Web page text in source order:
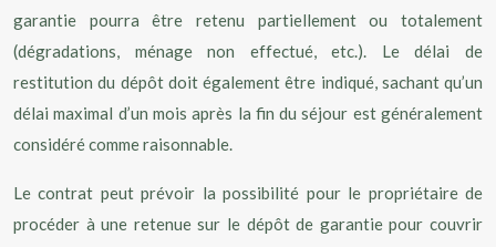
garantie pourra être retenu partiellement ou totalement
(dégradations, ménage non effectué, etc.). Le délai de
restitution du dépôt doit également être indiqué, sachant qu’un
délai maximal d’un mois après la fin du séjour est généralement
considéré comme raisonnable.
Le contrat peut prévoir la possibilité pour le propriétaire de
procéder à une retenue sur le dépôt de garantie pour couvrir